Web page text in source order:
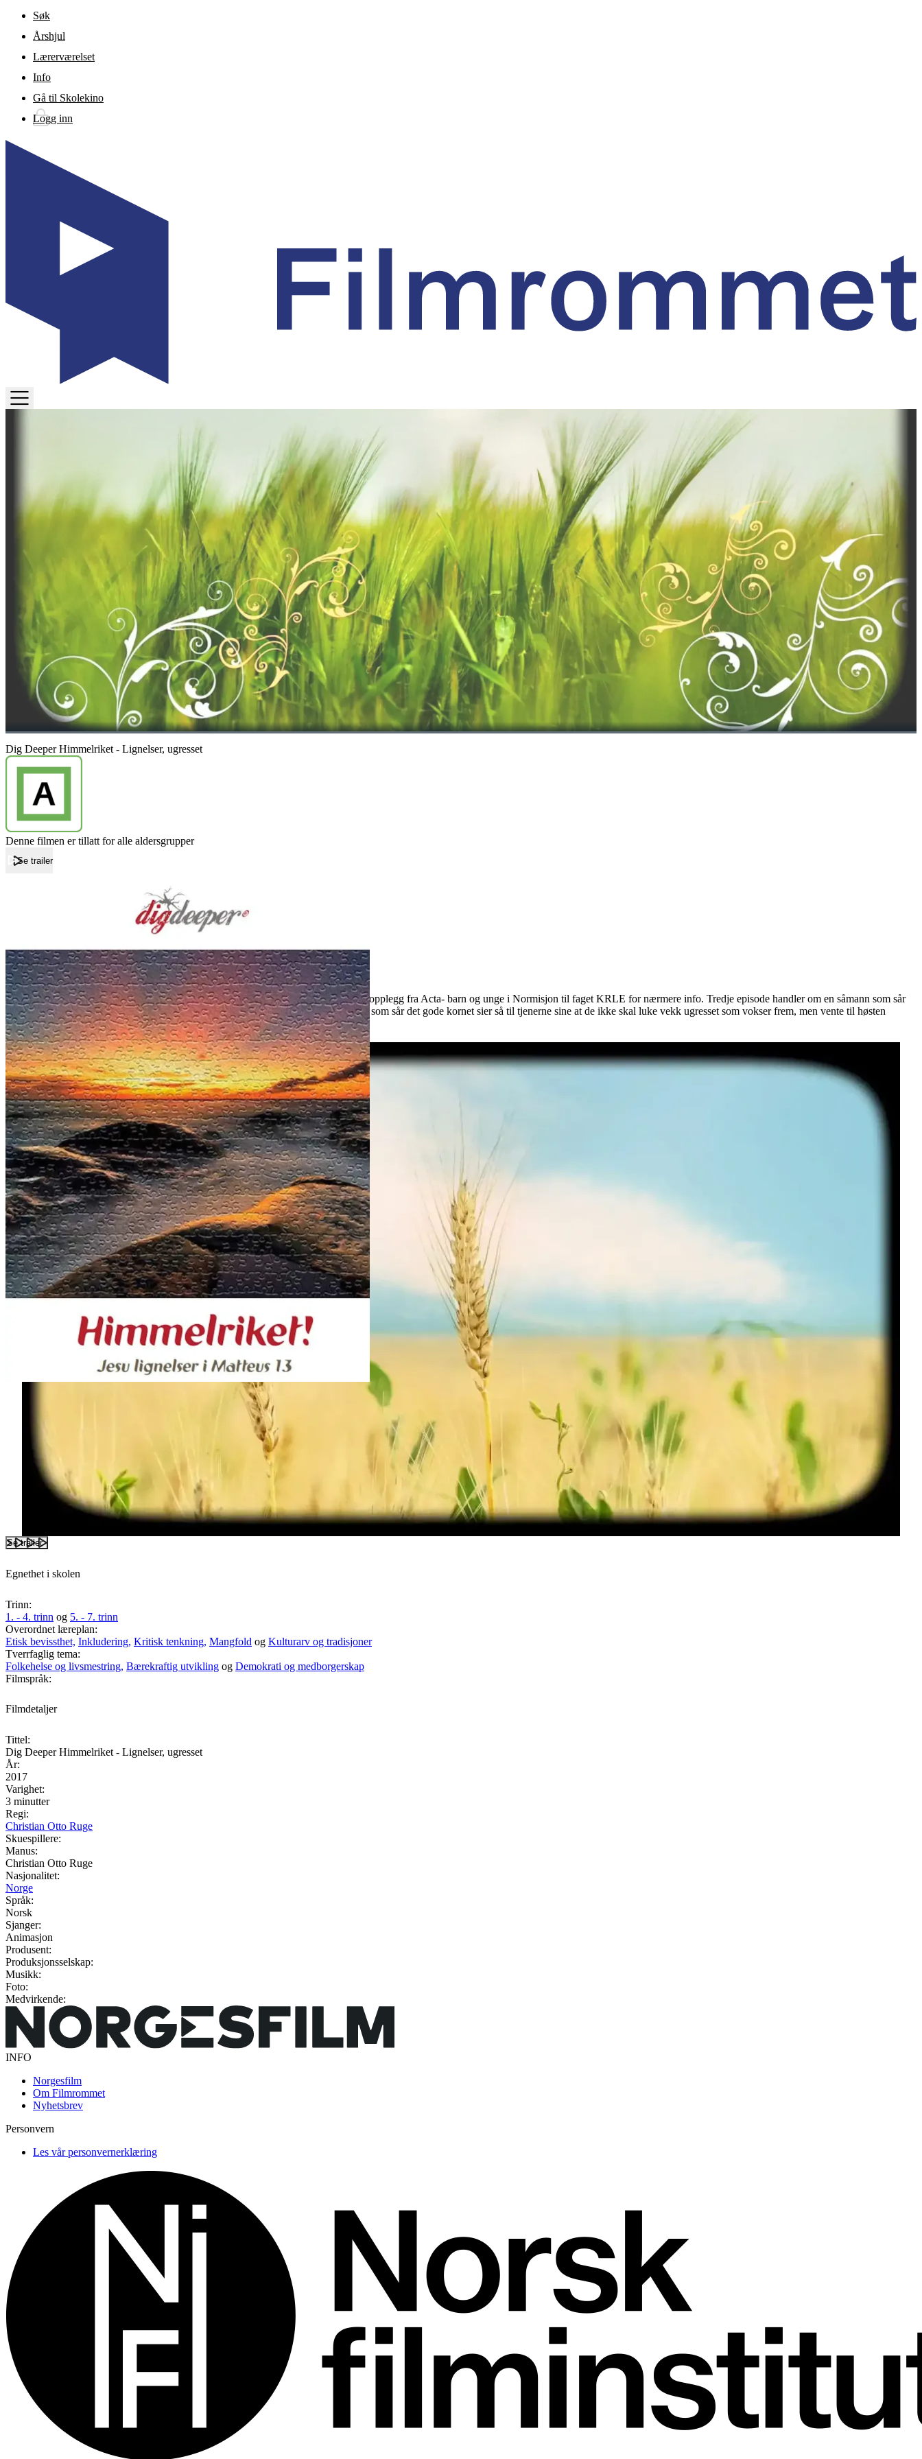
Gå til hovedinnhold
Søk
Årshjul
Lærerværelset
Info
Gå til Skolekino
Logg inn
Dig Deeper Himmelriket - Lignelser, ugresset
Denne filmen er tillatt for alle aldersgrupper
Se trailer
Dig Deeper Himmelriket - Lignelser, ugresset
Dig Deeper Himmelriket - Lignelser, ugresset
Leverandør:
Norgesfilm AS
Lisens:
Dig Deeper tar for seg Jesu lignelser om himmelriket i Matteus 13. Se undervisningsopplegg fra Acta- barn og unge i Normisjon til faget KRLE for nærmere info. Tredje episode handler om en såmann som sår
godt korn i åkeren – og at en fiende etterpå sår dårlig korn i den samme åkeren. Han som sår det gode kornet sier så til tjenerne sine at de ikke skal luke vekk ugresset som vokser frem, men vente til høsten
kommer. Da skal ugresset samles for å brennes, mens kornet skal samles i låven.
Publisert 27.02.2025
Se trailer
Egnethet i skolen
Trinn:
1. - 4. trinn og 5. - 7. trinn
Overordnet læreplan:
Etisk bevissthet, Inkludering, Kritisk tenkning, Mangfold og Kulturarv og tradisjoner
Tverrfaglig tema:
Folkehelse og livsmestring, Bærekraftig utvikling og Demokrati og medborgerskap
Filmspråk:
Filmdetaljer
Tittel:
Dig Deeper Himmelriket - Lignelser, ugresset
År:
2017
Varighet:
3 minutter
Regi:
Christian Otto Ruge
Skuespillere:
Manus:
Christian Otto Ruge
Nasjonalitet:
Norge
Språk:
Norsk
Sjanger:
Animasjon
Produsent:
Produksjonsselskap:
Musikk:
Foto:
Medvirkende:
INFO
Norgesfilm
Om Filmrommet
Nyhetsbrev
Personvern
Les vår personvernerklæring